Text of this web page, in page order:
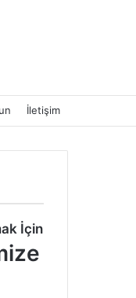
İletişim
İçin